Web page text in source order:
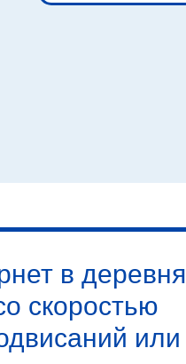
в деревня
скоростью
или